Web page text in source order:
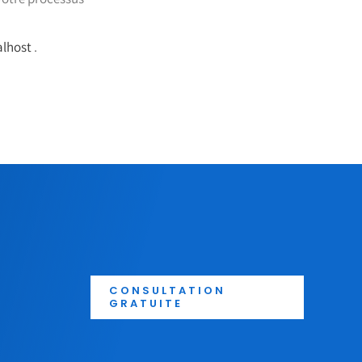
.
CONSULTATION
GRATUITE